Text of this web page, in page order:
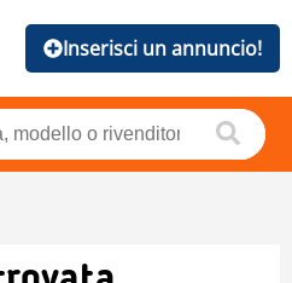
Inserisci un annuncio!